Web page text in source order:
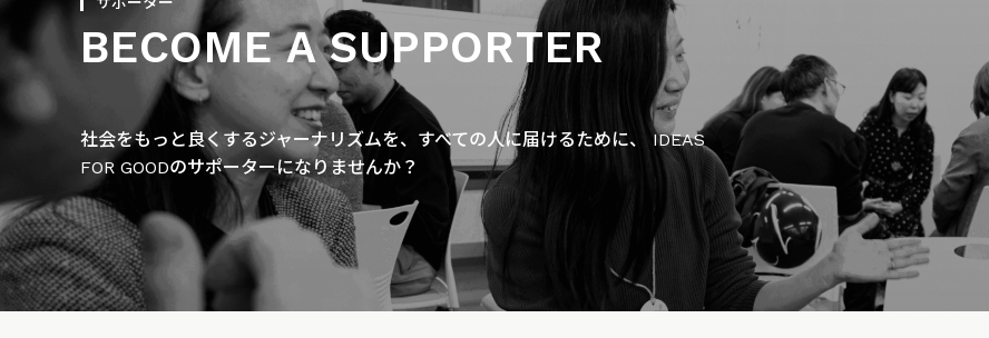
BECOME A SUPPORTER
社会をもっと良くするジャーナリズムを、すべての人に届けるために、 IDEAS
FOR GOODのサポーターになりませんか？